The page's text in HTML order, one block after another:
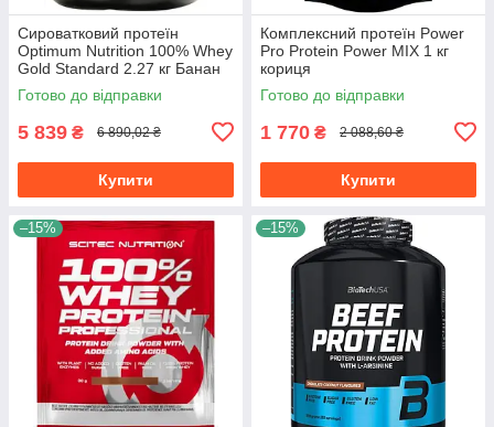
Сироватковий протеїн
Optimum Nutrition 100% Whey
Gold Standard 2.27 кг Банан
Готово до відправки
5 839 ₴ 6 890,02 ₴
Купити
Комплексний протеїн Power
Pro Protein Power MIX 1 кг
кориця
Готово до відправки
1 770 ₴ 2 088,60 ₴
Купити
–15% –15%